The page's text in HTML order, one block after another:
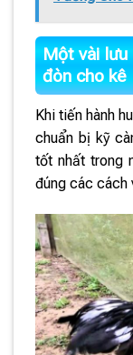
Một vài
đòn cho kê
Khi tiến hành
chuẩn bị kỹ
tốt nhất trong
đúng các cách